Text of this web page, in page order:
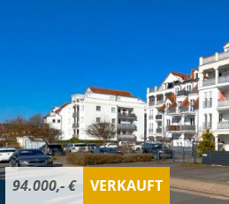
94.000,- € VERKAUFT